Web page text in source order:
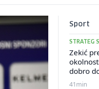
Sport
STRATEG
Zekić
dobro
41min